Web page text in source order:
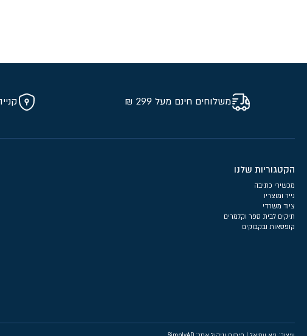
משלוחים חינם מעל 299 ₪
הקטגוריות שלנו
מכשירי כתיבה
נייר ומוצריו
ציוד משרדי
תיקים לבית ספר וקלמרים
קופסאות ובקבוקים